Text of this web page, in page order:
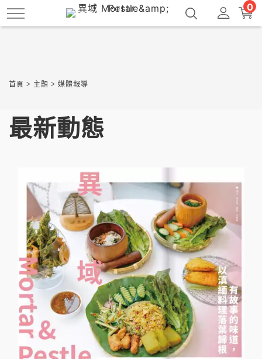
跳
到
容
0
首頁 > 主題 > 媒體報導
最新動態